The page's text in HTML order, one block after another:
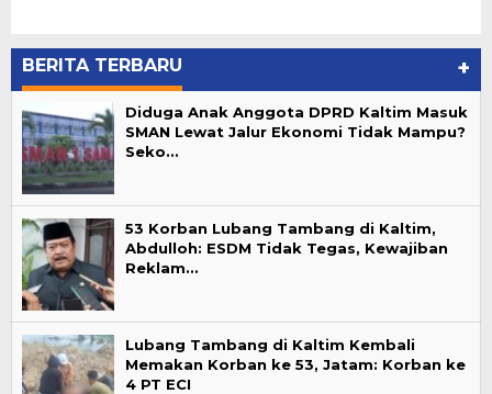
BERITA TERBARU +
Diduga Anak Anggota DPRD Kaltim Masuk
SMAN Lewat Jalur Ekonomi Tidak Mampu?
Seko…
53 Korban Lubang Tambang di Kaltim,
Abdulloh: ESDM Tidak Tegas, Kewajiban
Reklam…
Lubang Tambang di Kaltim Kembali
Memakan Korban ke 53, Jatam: Korban ke
4 PT ECI